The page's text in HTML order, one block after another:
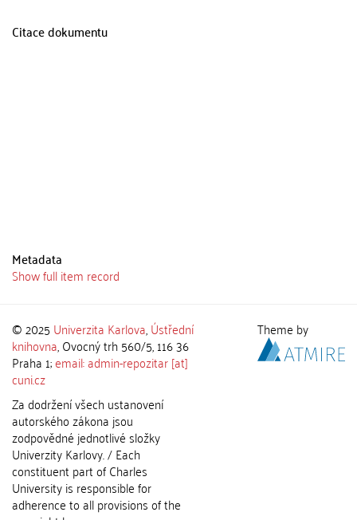
Citace dokumentu
Metadata
Show full item record
© 2025 Univerzita Karlova,Ústřední
knihovna, Ovocný trh 560/5, 116 36
Praha 1;email: admin-repozitar [at]
cuni.cz
Za dodržení všech ustanovení
autorského zákona jsou
zodpovědné jednotlivé složky
Univerzity Karlovy. / Each
constituent part of Charles
University is responsible for
adherence to all provisions of the
Theme by